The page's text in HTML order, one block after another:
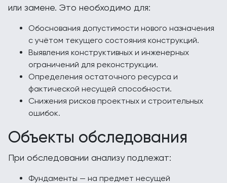
или замене. Это необходимо для:
Обоснования допустимости нового назначения
с учётом текущего состояния конструкций.
Выявления конструктивных и инженерных
ограничений для реконструкции.
Определения остаточного ресурса и
фактической несущей способности.
Снижения рисков проектных и строительных
ошибок.
Объекты обследования
При обследовании анализу подлежат:
Фундаменты — на предмет несущей